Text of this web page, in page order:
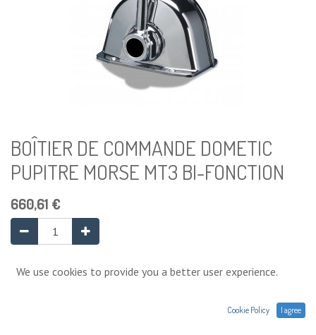
BOÎTIER DE COMMANDE DOMETIC
PUPITRE MORSE MT3 BI-FONCTION
660,61 €
Ajouter au panier
We use cookies to provide you a better user experience.
Cookie Policy I agree